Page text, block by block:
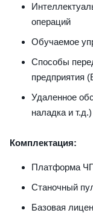
операций
Обучаемое
Cпособы
предприятия
Удаленное
наладка и т.д.)
Комплектация:
Платформа
Станочный
Базовая